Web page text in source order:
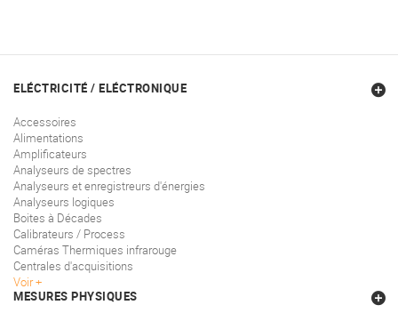
ELÉCTRICITÉ / ELÉCTRONIQUE
Accessoires
Alimentations
Amplificateurs
Analyseurs de spectres
Analyseurs et enregistreurs d'énergies
Analyseurs logiques
Boites à Décades
Calibrateurs / Process
Caméras Thermiques infrarouge
Centrales d'acquisitions
Voir
MESURES PHYSIQUES